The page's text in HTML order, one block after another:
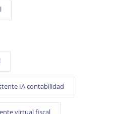
IA contabilidad
virtual fiscal